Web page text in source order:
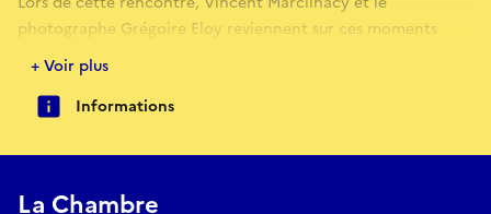
photographe Grégoire Eloy reviennent sur ces moments
particuliers associés à l’apparition de l’image sur le papier.
En événement organisé en partenariat avec Eyes Wide Open
et Picto Foundation, en présence du photographe Grégoire
+ Voir plus
Informations
La Chambre